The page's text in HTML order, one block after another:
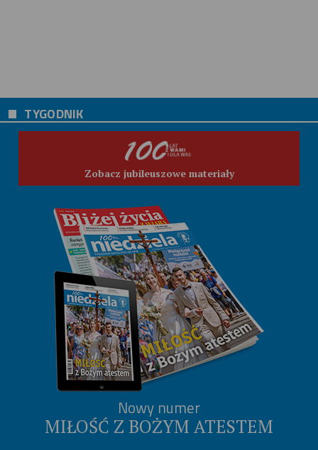
TYGODNIK
Zobacz jubileuszowe materiały
Nowy numer
MIŁOŚĆ Z BOŻYM ATESTEM